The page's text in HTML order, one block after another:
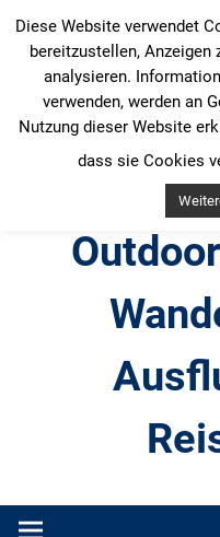
Inhalt
springen
Produkttests und
Diese Website verwendet
bereitzustellen, Anzeigen
analysieren.
verwenden, werden an
Nutzung dieser Website
dass sie Cookies